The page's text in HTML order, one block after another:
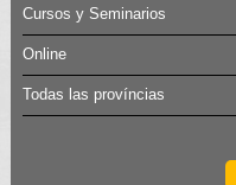
Cursos y Seminarios
Online
Todas las províncias